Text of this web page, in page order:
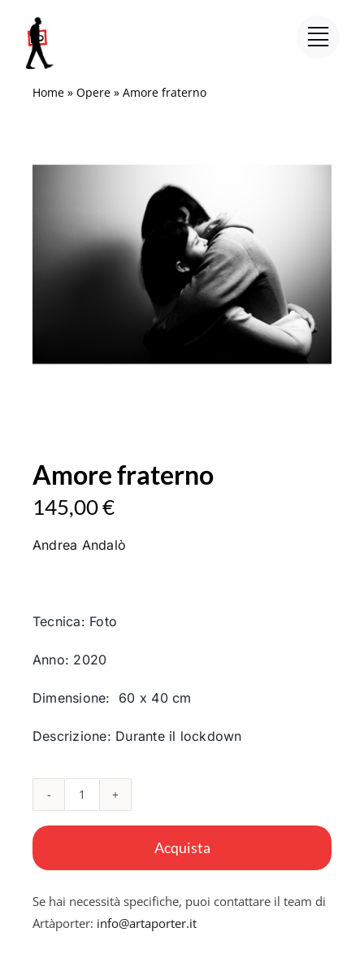
contenuto
Home» Opere» Amore fraterno
Amore fraterno
145,00€
Andrea Andalò
Tecnica: Foto
Anno: 2020
Dimensione: 60 x 40 cm
Descrizione: Durante il lockdown
Amore
fraterno
Acquista
Se hai necessità specifiche, puoi contattare il team di
Artàporter: info@artaporter.it